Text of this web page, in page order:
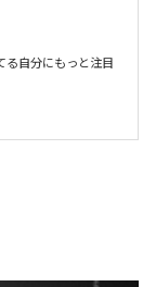
る自分にもっと注目